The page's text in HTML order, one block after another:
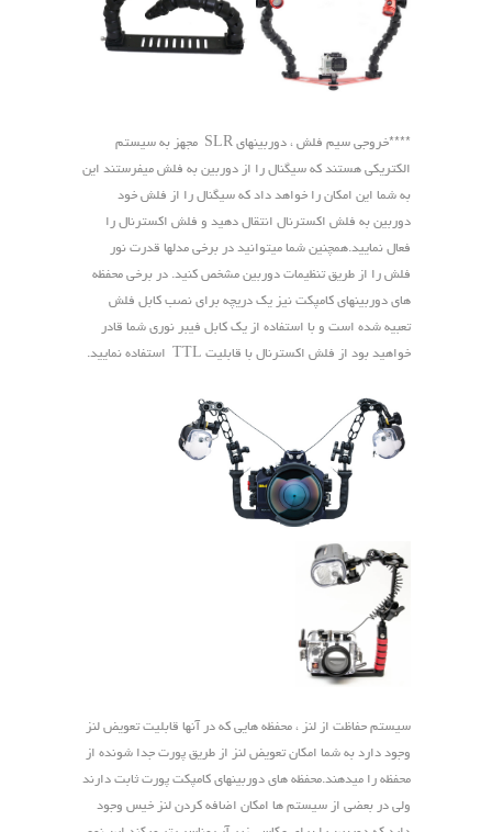
****خروجی سیم فلش ، دوربینهای SLR مجهز به سیستم
الکتریکی هستند که سیگنال را از دوربین به فلش میفرستند این
به شما این امکان را خواهد داد که سیگنال را از فلش خود
دوربین به فلش اکسترنال انتقال دهید و فلش اکسترنال را
فعال نمایید.همچنین شما میتوانید در برخی مدلها قدرت نور
فلش را از طریق تنظیمات دوربین مشخص کنید. در برخی محفظه
های دوربینهای کامپکت نیز یک دریچه برای نصب کابل فلش
تعبیه شده است و با استفاده از یک کابل فیبر نوری شما قادر
خواهید بود از فلش اکسترنال با قابلیت TTL استفاده نمایید.
سیستم حفاظت از لنز ، محفظه هایی که در آنها قابلیت تعویض لنز
وجود دارد به شما امکان تعویض لنز از طریق پورت جدا شونده از
محفظه را میدهند.محفظه های دوربینهای کامپکت پورت ثابت دارند
ولی در بعضی از سیستم ها امکان اضافه کردن لنز خیس وجود